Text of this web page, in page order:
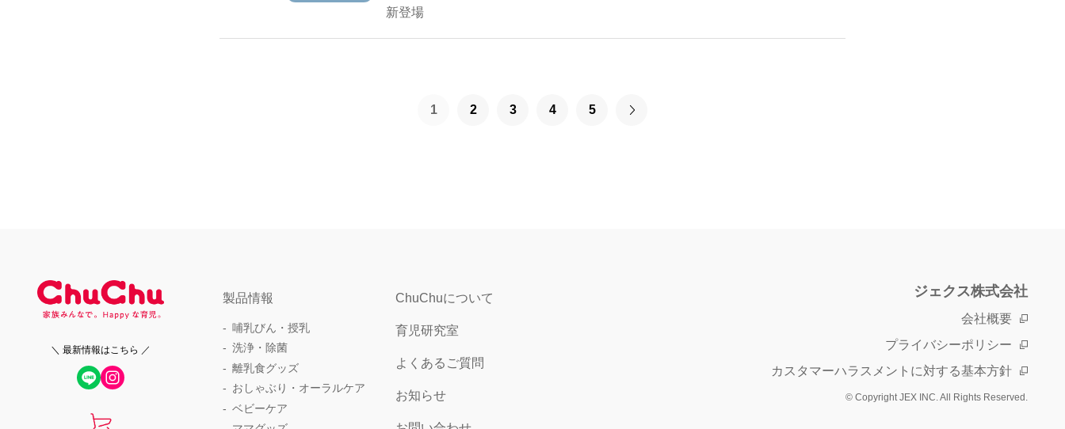
新登場
1 2 3 4 5
＼ 最新情報はこちら ／
製品情報
哺乳びん・授乳
洗浄・除菌
離乳食グッズ
おしゃぶり・オーラルケア
ベビーケア
ChuChuについて
育児研究室
よくあるご質問
お知らせ
ジェクス株式会社
会社概要
プライバシーポリシー
カスタマーハラスメントに対する基本方針
© Copyright JEX INC. All Rights Reserved.